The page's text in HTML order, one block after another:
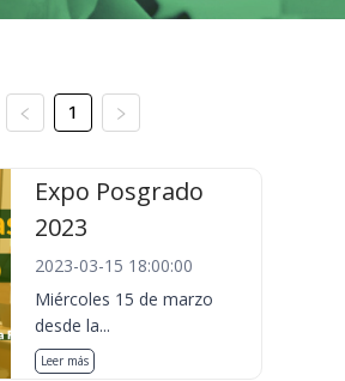
1
Expo Posgrado
2023
2023-03-15 18:00:00
Miércoles 15 de marzo
desde la...
Leer más